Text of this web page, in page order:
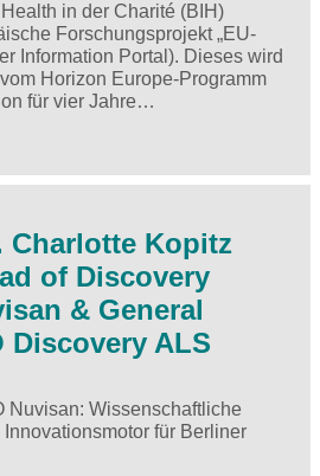
in der Charité (BIH)
Forschungsprojekt „EU-
Information Portal). Dieses wird
Horizon Europe-Programm
für vier Jahre…
Charlotte Kopitz
of Discovery
& General
Discovery ALS
Nuvisan: Wissenschaftliche
für Berliner